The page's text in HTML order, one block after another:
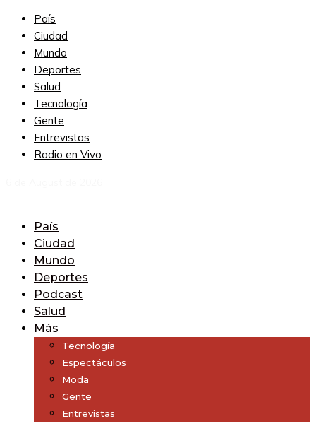
País
Ciudad
Mundo
Deportes
Salud
Tecnología
Gente
Entrevistas
Radio en Vivo
País
Ciudad
Mundo
Deportes
Podcast
Salud
Más
Tecnología
Espectáculos
Moda
Gente
Entrevistas